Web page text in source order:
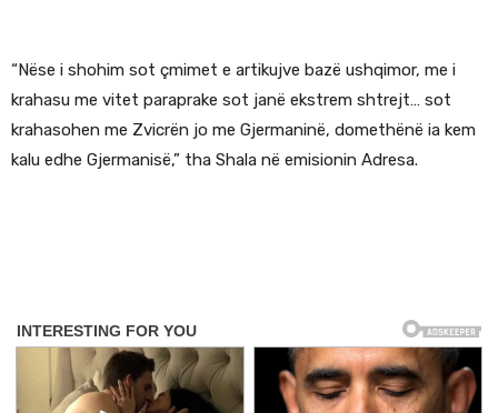
“Nëse i shohim sot çmimet e artikujve bazë ushqimor, me i
krahasu me vitet paraprake sot janë ekstrem shtrejt… sot
krahasohen me Zvicrën jo me Gjermaninë, domethënë ia kem
kalu edhe Gjermanisë,” tha Shala në emisionin Adresa.